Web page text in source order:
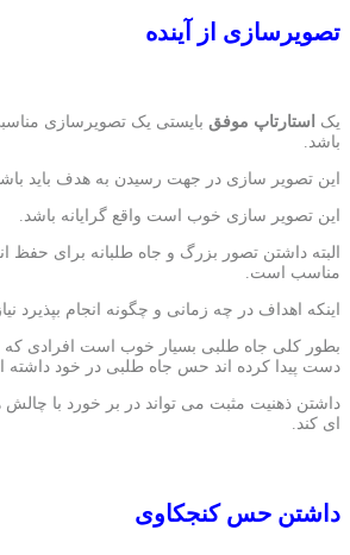
تصویرسازی از آینده
یک استارتاپ موفق بایستی یک تصویرسازی
باشد.
این تصویر سازی در جهت رسیدن به هدف باید
این تصویر سازی خوب است واقع گرایانه باشد.
البته داشتن تصور بزرگ و جاه طلبانه برای حفظ
مناسب است.
اینکه اهداف در چه زمانی و چگونه انجام بپذیرد
بطور کلی جاه طلبی بسیار خوب است افرادی
دست پیدا کرده اند حس جاه طلبی در خود داشته
داشتن ذهنیت مثبت می تواند در بر خورد با چالش
ای کند.
داشتن حس کنجکاوی